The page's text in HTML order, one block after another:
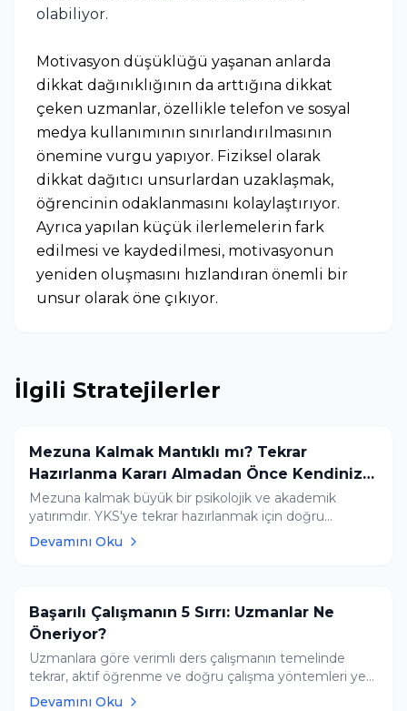
olabiliyor.
Motivasyon düşüklüğü yaşanan anlarda
dikkat dağınıklığının da arttığına dikkat
çeken uzmanlar, özellikle telefon ve sosyal
medya kullanımının sınırlandırılmasının
önemine vurgu yapıyor. Fiziksel olarak
dikkat dağıtıcı unsurlardan uzaklaşmak,
öğrencinin odaklanmasını kolaylaştırıyor.
Ayrıca yapılan küçük ilerlemelerin fark
edilmesi ve kaydedilmesi, motivasyonun
yeniden oluşmasını hızlandıran önemli bir
unsur olarak öne çıkıyor.
İlgili Stratejilerler
Mezuna Kalmak Mantıklı mı? Tekrar
Hazırlanma Kararı Almadan Önce Kendinize
Sorun
Mezuna kalmak büyük bir psikolojik ve akademik
yatırımdır. YKS'ye tekrar hazırlanmak için doğru
motivasyona sahip misiniz? Kesin kararınızı vermeden
Devamını Oku
Başarılı Çalışmanın 5 Sırrı: Uzmanlar Ne
Öneriyor?
Uzmanlara göre verimli ders çalışmanın temelinde
tekrar, aktif öğrenme ve doğru çalışma yöntemleri yer
alıyor.
Devamını Oku